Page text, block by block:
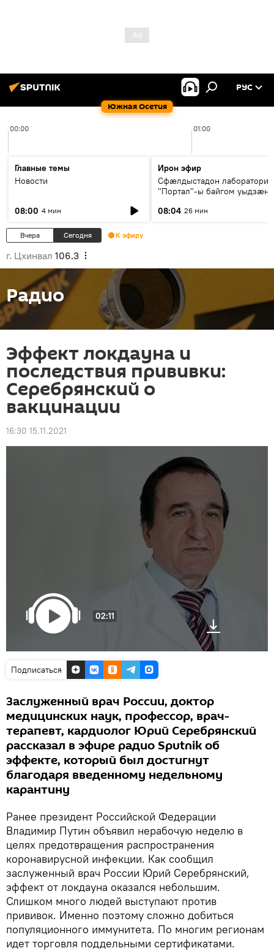
Южная Осетия
РУС
00:00 01:00
Главные темы
Новости
08:00 4 мин
Ирон эфир
Сфæлдыстадон лаборатори
"Портал"-ы байгом уыдзæн
Æхсары куыстыты равдыст
08:04 26 мин
Вчера Сегодня К эфиру
г. Цхинвал 106.3
Радио
Эффект локдауна и
последствия прививки:
Серебрянский о
вакцинации
16:30 15.11.2021
02:11
Подписаться
Заслуженный врач России, доктор
медицинских наук, профессор, врач-
терапевт, кардиолог Юрий Серебрянский
рассказал в эфире радио Sputnik об
эффекте, который был достигнут
благодаря введенному недельному
карантину
Ранее президент Российской Федерации
Владимир Путин объявил нерабочую неделю в
целях предотвращения распространения
коронавирусной инфекции. Как сообщил
заслуженный врач России Юрий Серебрянский,
эффект от локдауна оказался небольшим.
Слишком много людей выступают против
прививок. Именно поэтому сложно добиться
популяционного иммунитета. По многим регионам
идет торговля поддельными сертификатами.